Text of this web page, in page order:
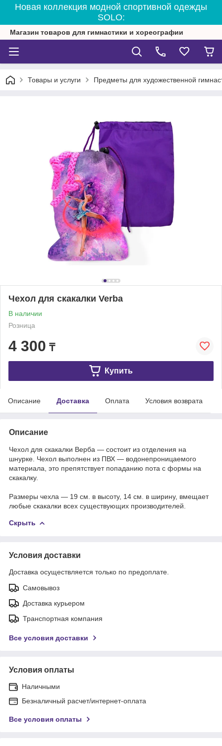
Новая коллекция модной спортивной одежды
SOLO:
Магазин товаров для гимнастики и хореографии
Товары и услуги Предметы для художественной
Чехол для скакалки Verba
В наличии
Розница
4 300 ₸
Купить
Описание Доставка Оплата Условия возврата
Описание
Чехол для скакалки Верба — состоит из отделения на
шнурке. Чехол выполнен из ПВХ — водонепроницаемого
материала, это препятствует попаданию пота с формы на
скакалку.
Размеры чехла — 19 см. в высоту, 14 см. в ширину, вмещает
любые скакалки всех существующих производителей.
Скрыть
Условия доставки
Доставка осуществляется только по предоплате.
Самовывоз
Доставка курьером
Транспортная компания
Все условия доставки
Условия оплаты
Наличными
Безналичный расчет/интернет-оплата
Все условия оплаты